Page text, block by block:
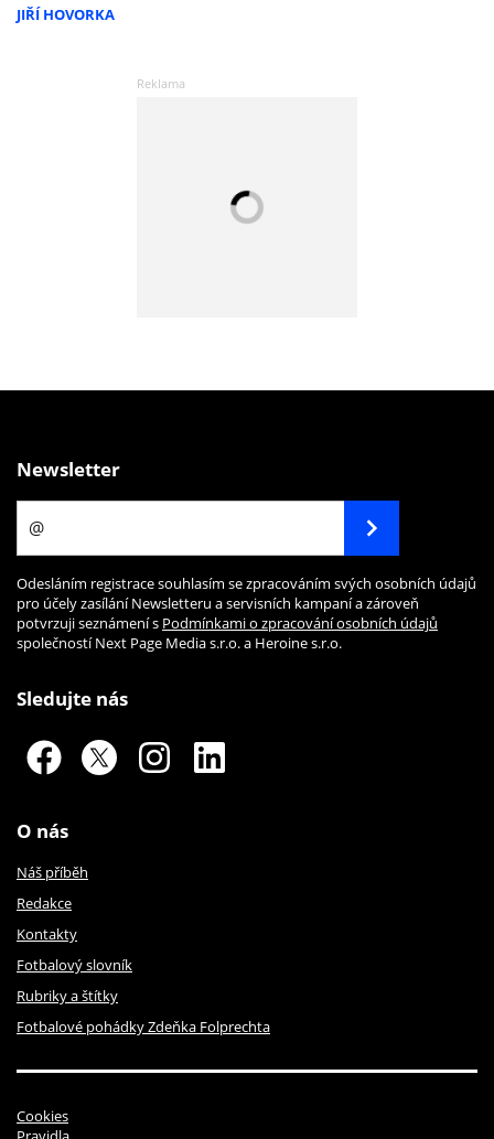
JIŘÍ HOVORKA
Newsletter
Odesláním registrace souhlasím se zpracováním svých osobních údajů
pro účely zasílání Newsletteru a servisních kampaní a zároveň
potvrzuji seznámení s Podmínkami o zpracování osobních údajů
společností Next Page Media s.r.o. a Heroine s.r.o.
Sledujte nás
O nás
Náš příběh
Redakce
Kontakty
Fotbalový slovník
Rubriky a štítky
Fotbalové pohádky Zdeňka Folprechta
Cookies